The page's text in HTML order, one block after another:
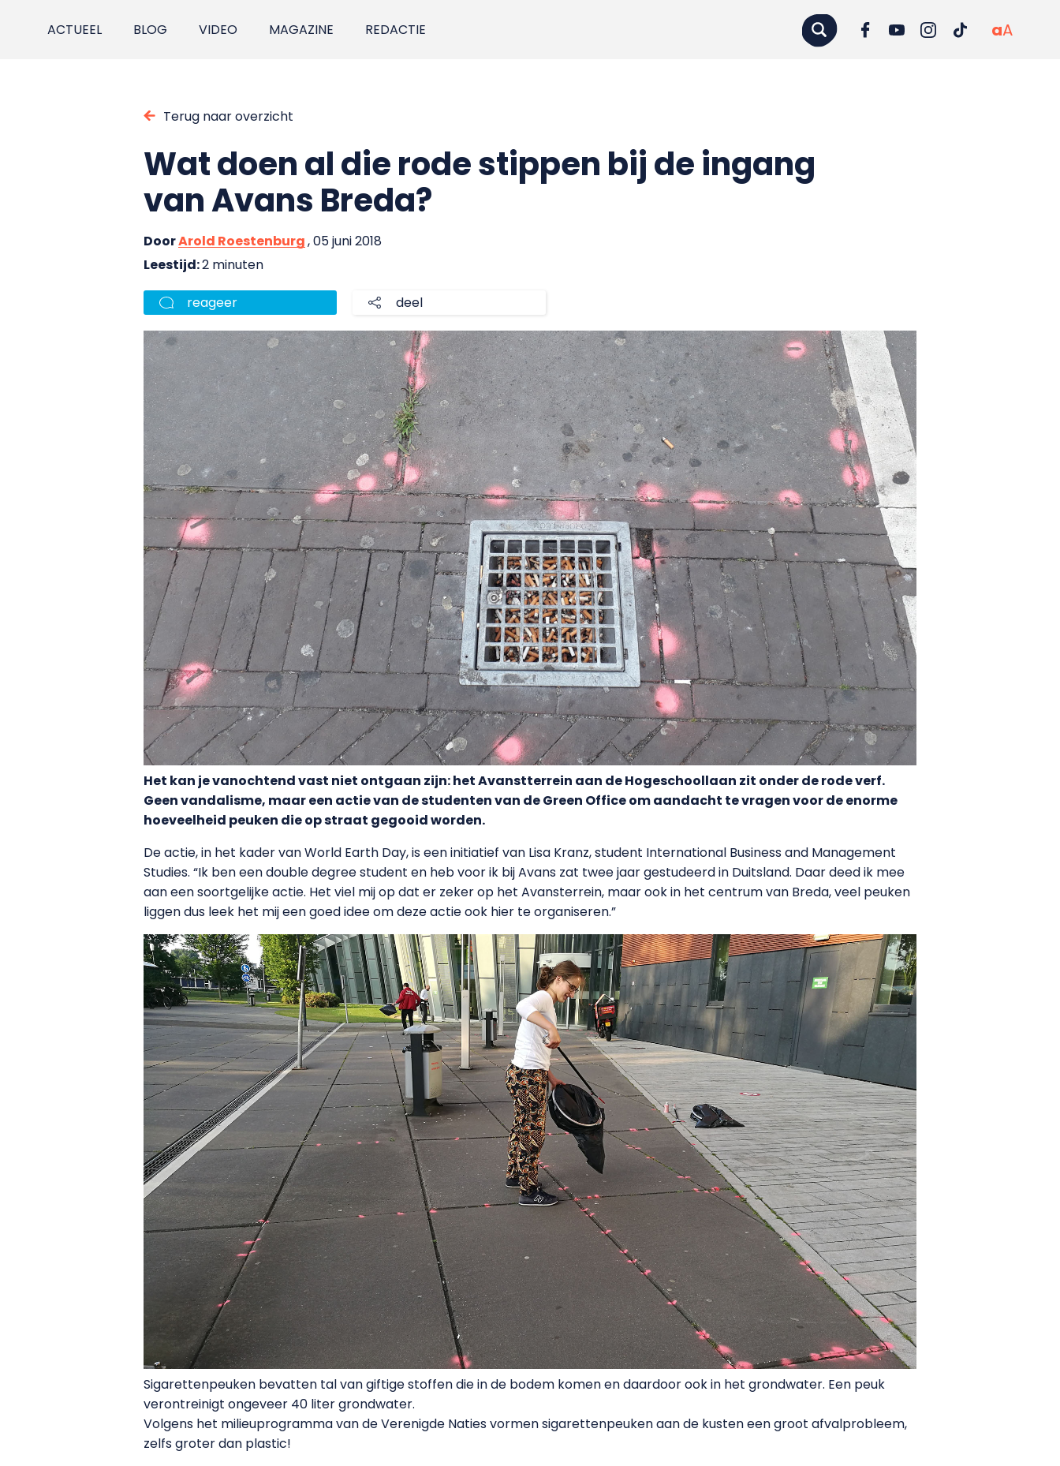
ACTUEEL BLOG VIDEO MAGAZINE REDACTIE aA
Terug naar overzicht
Wat doen al die rode stippen bij de ingang
van Avans Breda?
DoorArold Roestenburg, 05 juni 2018
Leestijd:2 minuten
reageer deel
Het kan je vanochtend vast niet ontgaan zijn: het Avanstterrein aan de Hogeschoollaan zit onder de rode verf.
Geen vandalisme, maar een actie van de studenten van de Green Office om aandacht te vragen voor de enorme
hoeveelheid peuken die op straat gegooid worden.
De actie, in het kader van World Earth Day, is een initiatief van Lisa Kranz, student International Business and Management
Studies. “Ik ben een double degree student en heb voor ik bij Avans zat twee jaar gestudeerd in Duitsland. Daar deed ik mee
aan een soortgelijke actie. Het viel mij op dat er zeker op het Avansterrein, maar ook in het centrum van Breda, veel peuken
liggen dus leek het mij een goed idee om deze actie ook hier te organiseren.”
Sigarettenpeuken bevatten tal van giftige stoffen die in de bodem komen en daardoor ook in het grondwater. Een peuk
verontreinigt ongeveer 40 liter grondwater.
Volgens het milieuprogramma van de Verenigde Naties vormen sigarettenpeuken aan de kusten een groot afvalprobleem,
zelfs groter dan plastic!